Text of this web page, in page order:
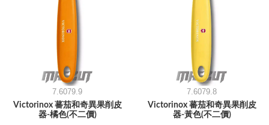
7.6079.9
Victorinox 蕃茄和奇異果削皮
器-橘色(不二價)
7.6079.8
Victorinox 蕃茄和奇異果削皮
器-黃色(不二價)